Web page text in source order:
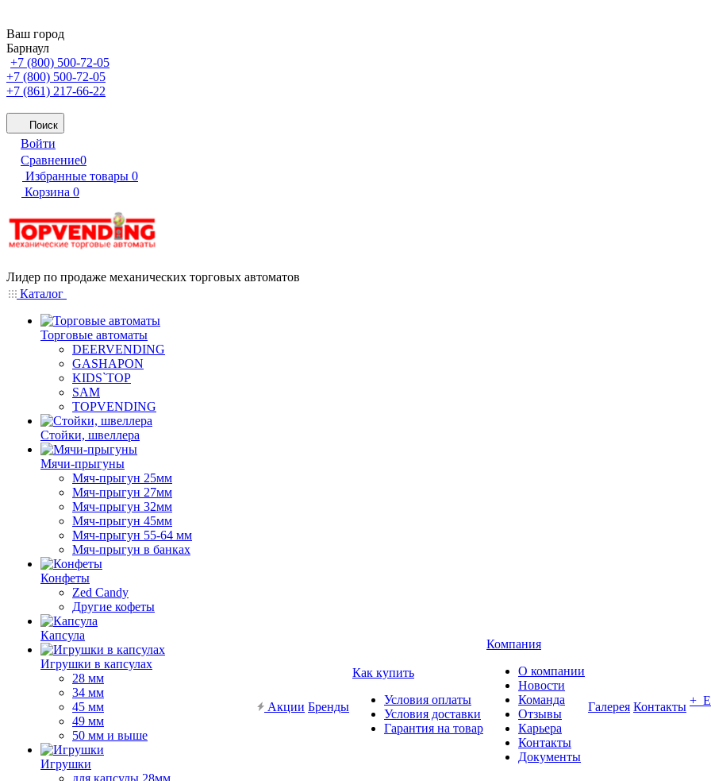
Ваш город
Барнаул
+7 (800) 500-72-05
+7 (800) 500-72-05
+7 (861) 217-66-22
Поиск
Войти
Сравнение0
Избранные товары 0
Корзина 0
Лидер по продаже механических торговых автоматов
Каталог
Торговые автоматы
DEERVENDING
GASHAPON
KIDS`TOP
SAM
TOPVENDING
Стойки, швеллера
Мячи-прыгуны
Мяч-прыгун 25мм
Мяч-прыгун 27мм
Мяч-прыгун 32мм
Мяч-прыгун 45мм
Мяч-прыгун 55-64 мм
Мяч-прыгун в банках
Конфеты
Zed Candy
Другие кофеты
Капсула
Игрушки в капсулах
28 мм
34 мм
45 мм
49 мм
50 мм и выше
Игрушки
для капсулы 28мм
Акции Бренды
Как купить
Условия оплаты
Условия доставки
Гарантия на товар
Компания
О компании
Новости
Команда
Отзывы
Карьера
Контакты
Документы
Галерея Контакты +